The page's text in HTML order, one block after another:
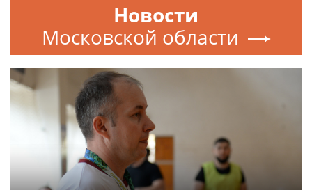
Новости
Московской области